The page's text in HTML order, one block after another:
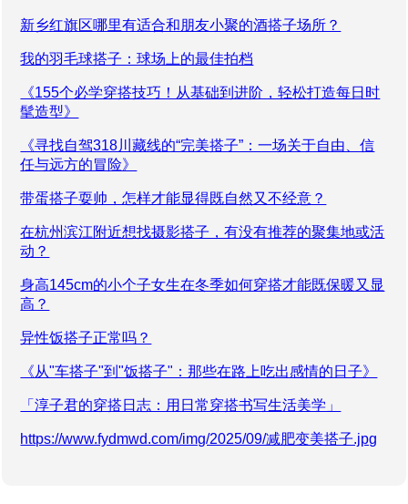
新乡红旗区哪里有适合和朋友小聚的酒搭子场所？
我的羽毛球搭子：球场上的最佳拍档
《155个必学穿搭技巧！从基础到进阶，轻松打造每日时
髦造型》
《寻找自驾318川藏线的“完美搭子”：一场关于自由、信
任与远方的冒险》
带蛋搭子耍帅，怎样才能显得既自然又不经意？
在杭州滨江附近想找摄影搭子，有没有推荐的聚集地或活
动？
身高145cm的小个子女生在冬季如何穿搭才能既保暖又显
高？
异性饭搭子正常吗？
《从"车搭子"到"饭搭子"：那些在路上吃出感情的日子》
「淳子君的穿搭日志：用日常穿搭书写生活美学」
https://www.fydmwd.com/img/2025/09/减肥变美搭子.jpg